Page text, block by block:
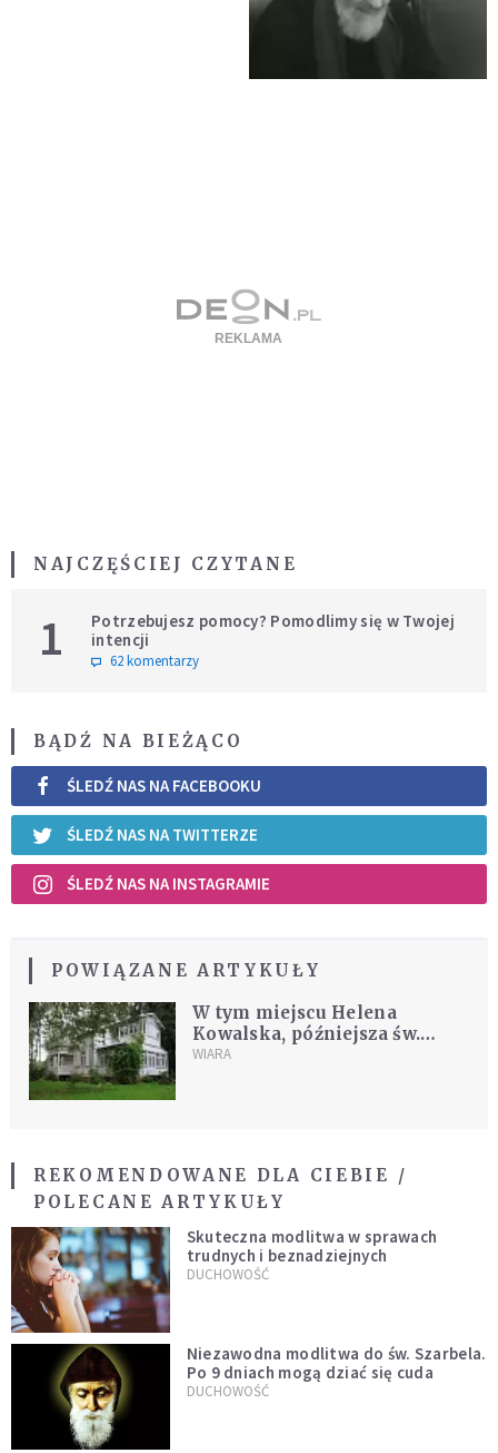
NAJCZĘŚCIEJ CZYTANE
1
Potrzebujesz pomocy? Pomodlimy się w Twojej
intencji
62 komentarzy
BĄDŹ NA BIEŻĄCO
ŚLEDŹ NAS NA FACEBOOKU
ŚLEDŹ NAS NA TWITTERZE
ŚLEDŹ NAS NA INSTAGRAMIE
POWIĄZANE ARTYKUŁY
W tym miejscu Helena
Kowalska, późniejsza św.
siostra Faustyna zakończyła
WIARA
REKOMENDOWANE DLA CIEBIE /
POLECANE ARTYKUŁY
Skuteczna modlitwa w sprawach
trudnych i beznadziejnych
DUCHOWOŚĆ
Niezawodna modlitwa do św. Szarbela.
Po 9 dniach mogą dziać się cuda
DUCHOWOŚĆ